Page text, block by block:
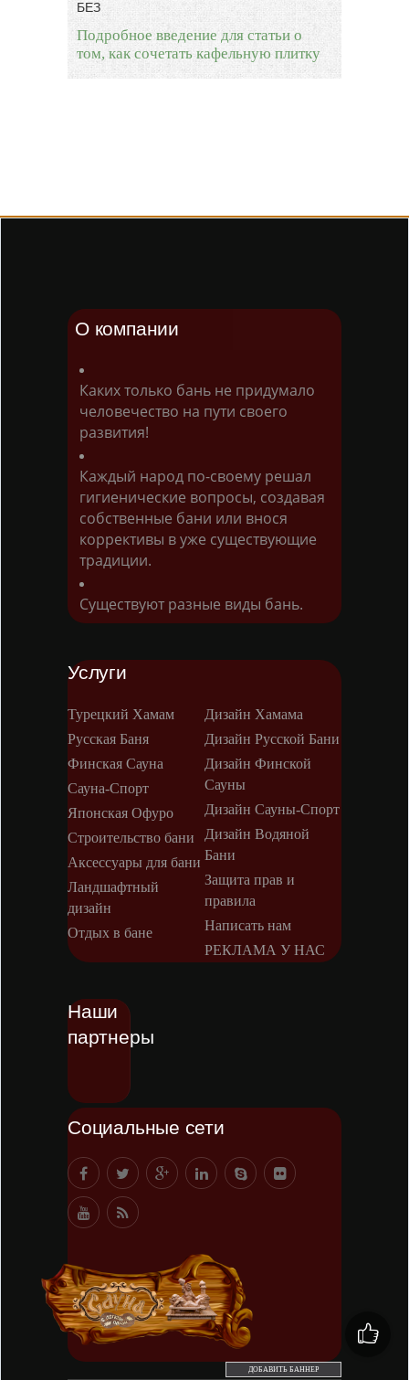
БЕЗ
Подробное введение для статьи о
том, как сочетать кафельную плитку
О компании
Каких только бань не придумало
человечество на пути своего
развития!
Каждый народ по-своему решал
гигиенические вопросы, создавая
собственные бани или внося
коррективы в уже существующие
традиции.
Существуют разные виды бань.
Услуги
Турецкий Хамам
Русская Баня
Финская Сауна
Сауна-Спорт
Японская Офуро
Строительство бани
Аксессуары для бани
Ландшафтный
дизайн
Отдых в бане
Дизайн Хамама
Дизайн Русской Бани
Дизайн Финской
Сауны
Дизайн Сауны-Спорт
Дизайн Водяной
Бани
Защита прав и
правила
Написать нам
РЕКЛАМА У НАС
Наши
партнеры
Социальные сети
ДОБАВИТЬ БАННЕР